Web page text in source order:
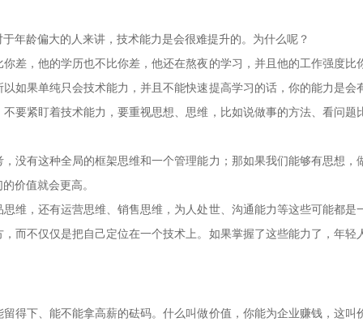
龄偏大的人来讲，技术能力是会很难提升的。为什么呢？
，他的学历也不比你差，他还在熬夜的学习，并且他的工作强度比
如果单纯只会技术能力，并且不能快速提高学习的话，你的能力是会
要紧盯着技术能力，要重视思想、思维，比如说做事的方法、看问题
有这种全局的框架思维和一个管理能力；那如果我们能够有思想，
价值就会更高。
，还有运营思维、销售思维，为人处世、沟通能力等这些可能都是
而不仅仅是把自己定位在一个技术上。如果掌握了这些能力了，年轻
下、能不能拿高薪的砝码。什么叫做价值，你能为企业赚钱，这叫